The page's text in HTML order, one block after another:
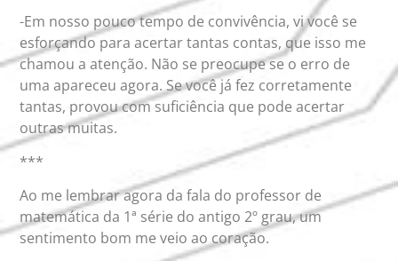
-Em nosso pouco tempo de convivência, vi você se
esforçando para acertar tantas contas, que isso me
chamou a atenção. Não se preocupe se o erro de
uma apareceu agora. Se você já fez corretamente
tantas, provou com suficiência que pode acertar
outras muitas.
***
Ao me lembrar agora da fala do professor de
matemática da 1ª série do antigo 2º grau, um
sentimento bom me veio ao coração.